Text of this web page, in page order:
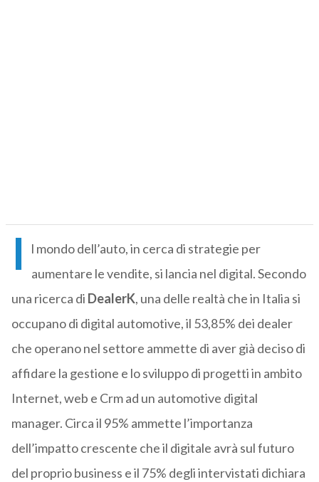
I
l mondo dell’auto, in cerca di strategie per
aumentare le vendite, si lancia nel digital. Secondo
una ricerca di DealerK, una delle realtà che in Italia si
occupano di digital automotive, il 53,85% dei dealer
che operano nel settore ammette di aver già deciso di
affidare la gestione e lo sviluppo di progetti in ambito
Internet, web e Crm ad un automotive digital
manager. Circa il 95% ammette l’importanza
dell’impatto crescente che il digitale avrà sul futuro
del proprio business e il 75% degli intervistati dichiara